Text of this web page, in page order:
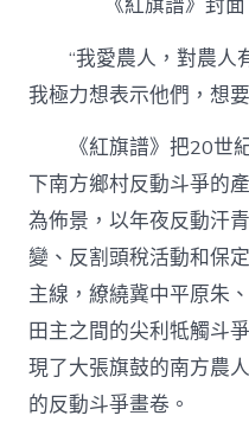
《紅旗譜》封
“我愛農人，對農人
我極力想表示他們，想
《紅旗譜》把20世
下南方鄉村反動斗爭的
為佈景，以年夜反動汗
變、反割頭稅活動和保
主線，繚繞冀中平原朱
田主之間的尖利牴觸斗
現了大張旗鼓的南方農
的反動斗爭畫卷。